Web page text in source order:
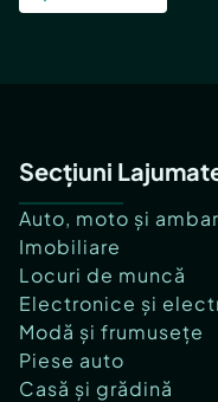
Secțiuni
Auto, moto și
Imobiliare
Locuri de muncă
Electronice și
Modă și frumusețe
Piese auto
Casă și grădină